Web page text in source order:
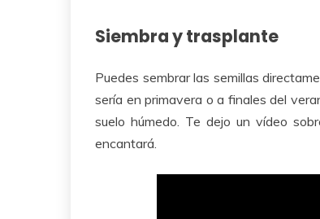
Siembra y trasplante
Puedes sembrar las semillas
sería en primavera o a finales del
suelo húmedo. Te dejo un vídeo
encantará.